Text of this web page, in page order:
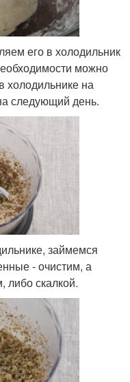
его в холодильник
можно
холодильнике на
следующий день.
займемся
- очистим, а
либо скалкой.